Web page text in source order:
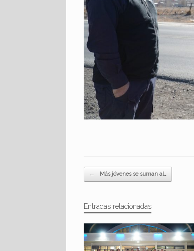
Navegador de artículos
← Más jóvenes se suman al…
Entradas relacionadas